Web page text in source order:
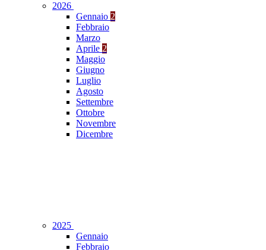
2026
Gennaio 2
Febbraio
Marzo
Aprile 2
Maggio
Giugno
Luglio
Agosto
Settembre
Ottobre
Novembre
Dicembre
2025
Gennaio
Febbraio